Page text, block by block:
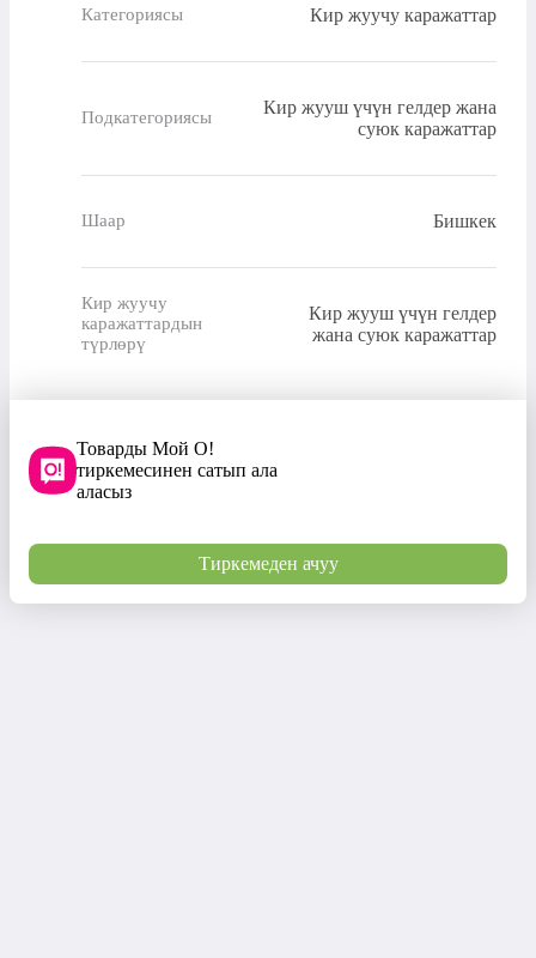
Категориясы Кир жуучу каражаттар
Подкатегориясы
Кир жууш үчүн гелдер жана
суюк каражаттар
Шаар Бишкек
Кир жуучу
каражаттардын
түрлөрү
Кир жууш үчүн гелдер
жана суюк каражаттар
Товарды Мой О!
тиркемесинен сатып ала
аласыз
Тиркемеден ачуу